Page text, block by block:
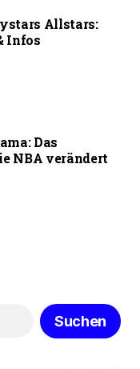
Allstars:
Infos
Das
NBA verändert
Suchen